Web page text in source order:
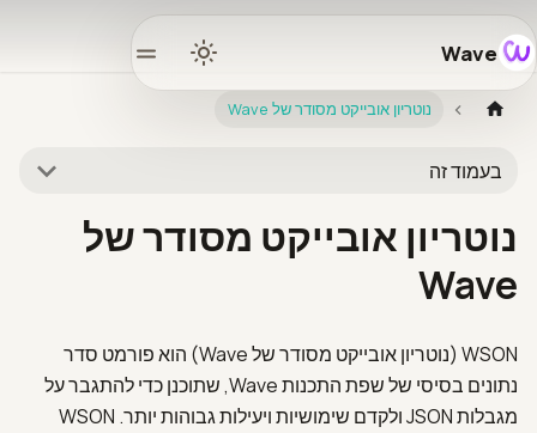
Wave
נוטריון אובייקט מסודר של Wave
בעמוד זה
נוטריון אובייקט מסודר של
Wave
WSON (נוטריון אובייקט מסודר של Wave) הוא פורמט סדר
נתונים בסיסי של שפת התכנות Wave, שתוכנן כדי להתגבר על
מגבלות JSON ולקדם שימושיות ויעילות גבוהות יותר. WSON